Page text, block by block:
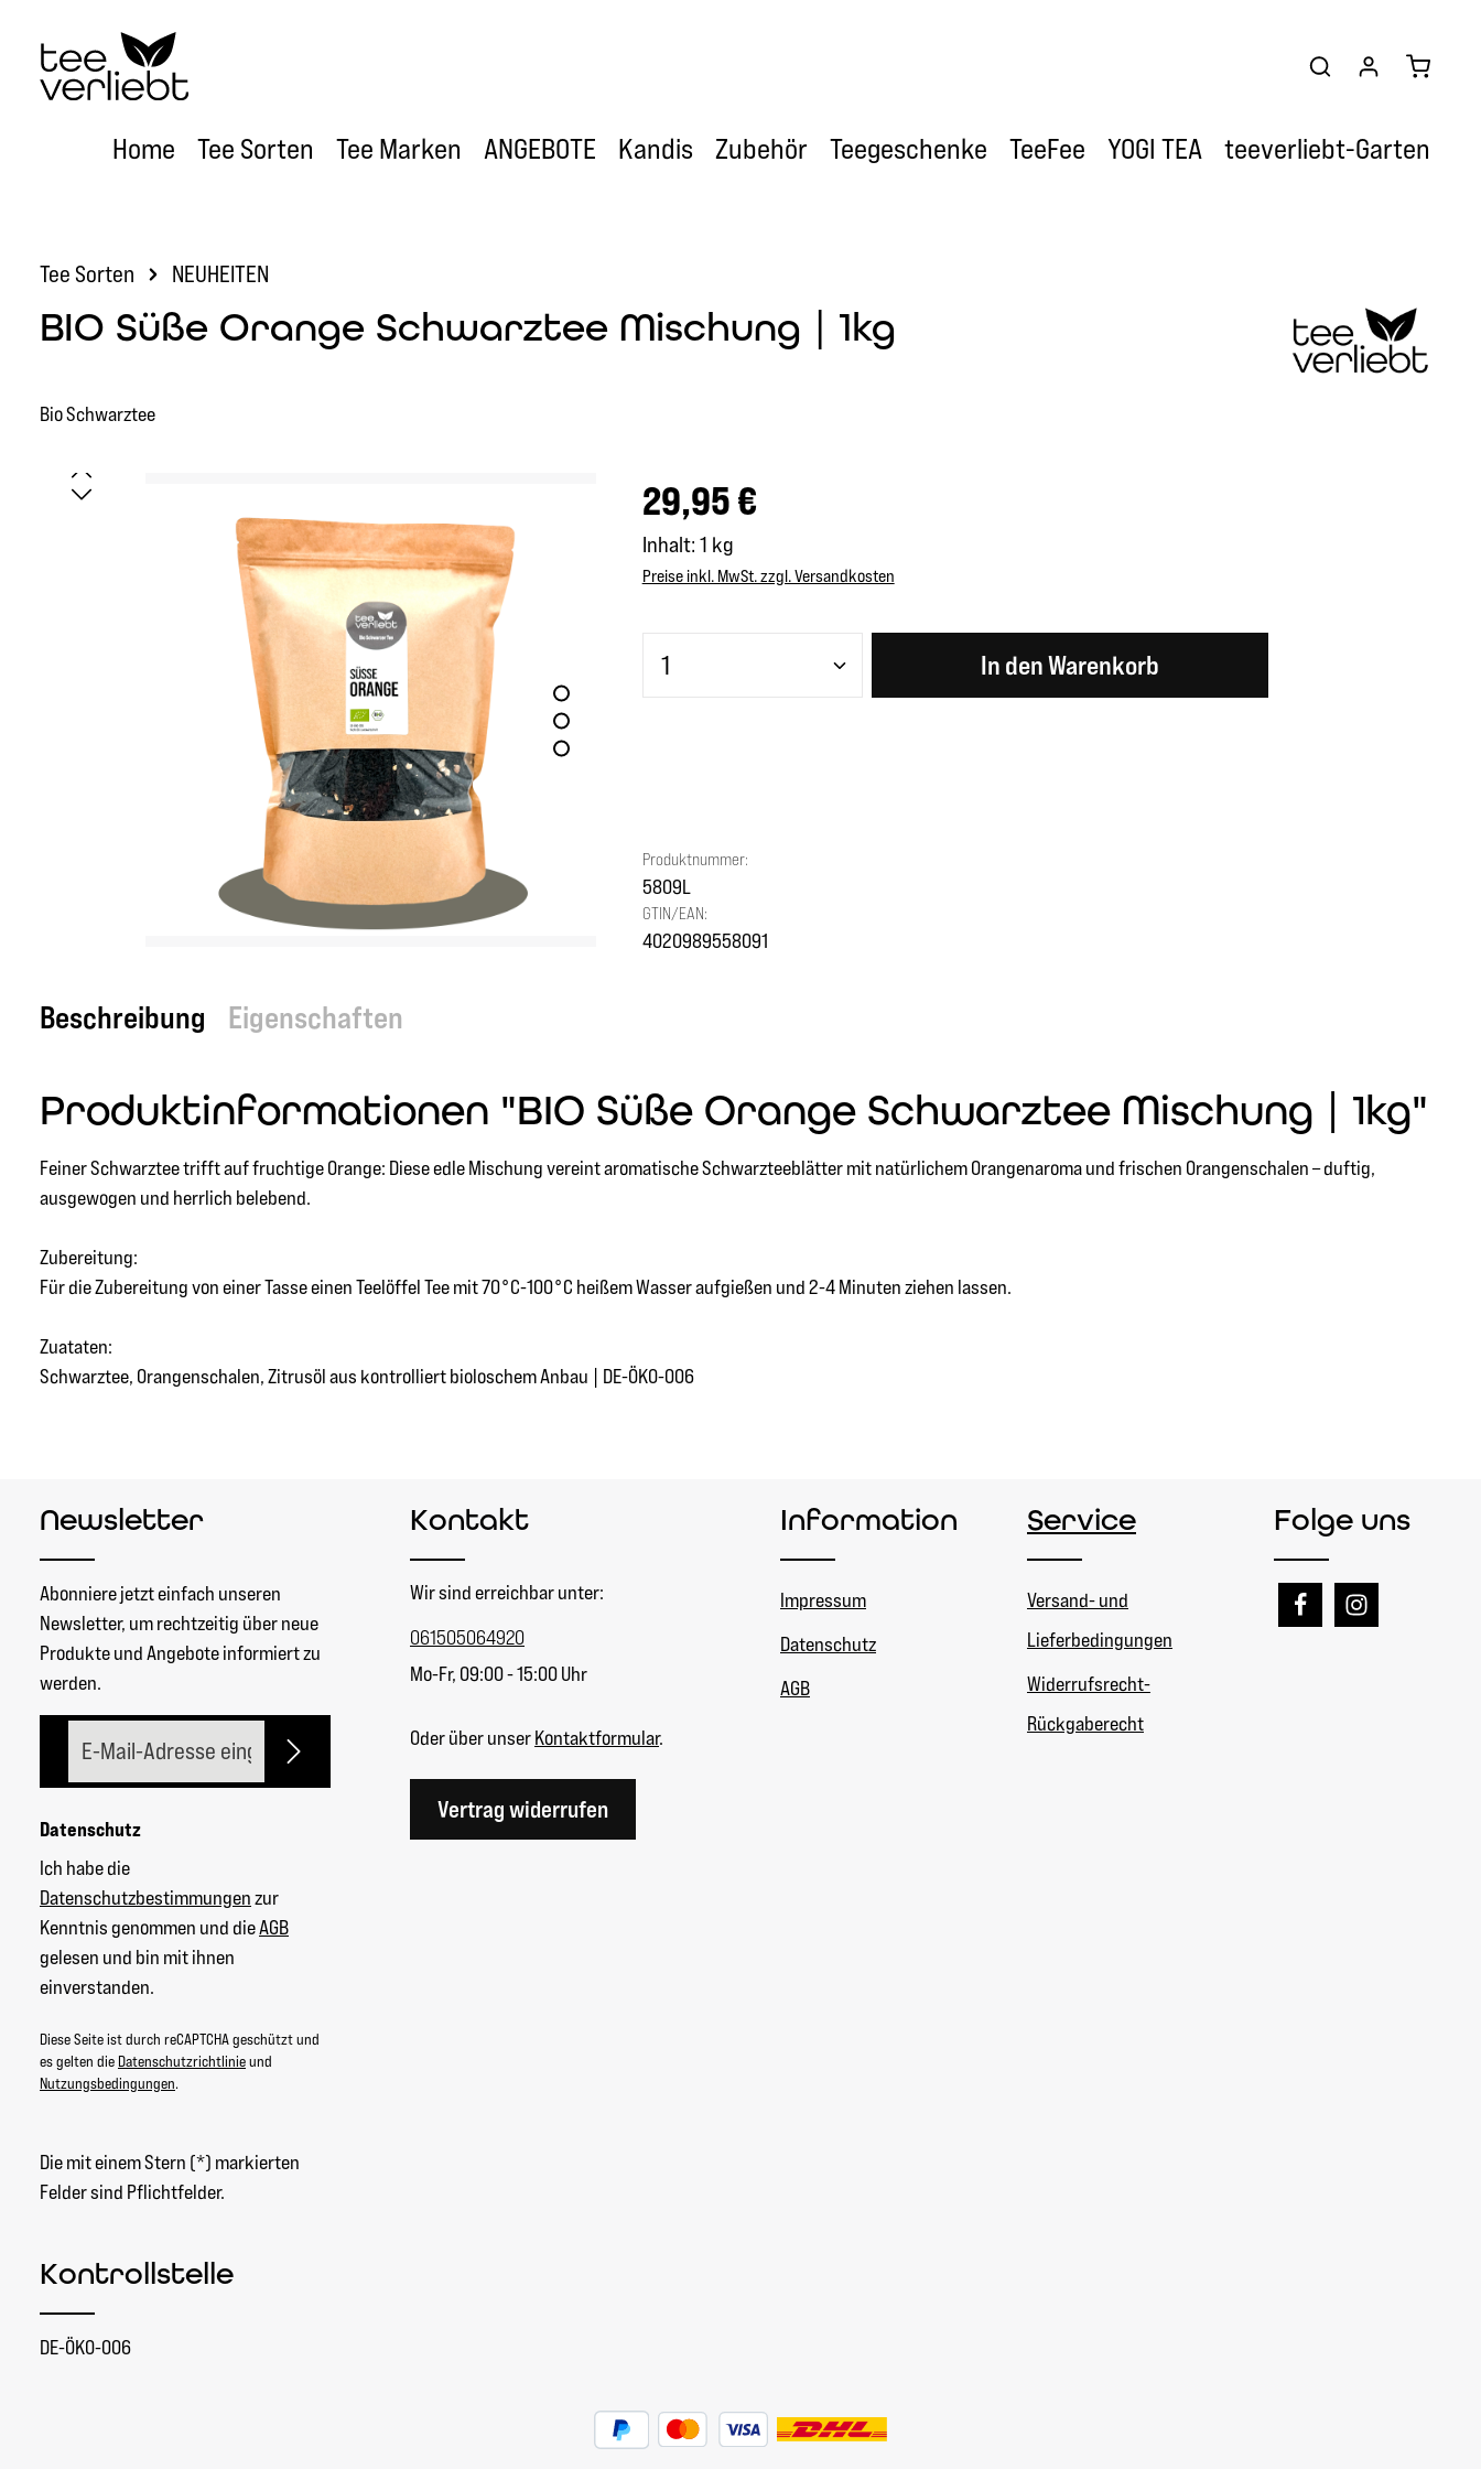
Hauptinhalt springen
Zur Hauptnavigation springen
Home Tee Sorten Tee Marken ANGEBOTE Kandis Zubehör Teegeschenke TeeFee YOGI TEA teeverliebt-Garten
Tee Sorten NEUHEITEN
BIO Süße Orange Schwarztee Mischung | 1kg
Bio Schwarztee
Bildergalerie überspringen Regulärer Preis:
29,95 €
Inhalt: 1 kg
Preise inkl. MwSt. zzgl. Versandkosten
Produkt Anzahl: Gib den gewünschten Wert ein oder benutze die Schaltflächen
In den Warenkorb
Produktnummer:
5809L
GTIN/EAN:
4020989558091
Beschreibung Eigenschaften
Produktinformationen "BIO Süße Orange Schwarztee Mischung | 1kg"
Feiner Schwarztee trifft auf fruchtige Orange: Diese edle Mischung vereint aromatische Schwarzteeblätter mit natürlichem Orangenaroma und frischen Orangenschalen – duftig,
ausgewogen und herrlich belebend.
Zubereitung:
Für die Zubereitung von einer Tasse einen Teelöffel Tee mit 70°C-100°C heißem Wasser aufgießen und 2-4 Minuten ziehen lassen.
Zuataten:
Schwarztee, Orangenschalen, Zitrusöl aus kontrolliert bioloschem Anbau | DE-ÖKO-006
Newsletter
Abonniere jetzt einfach unseren
Newsletter, um rechtzeitig über neue
Produkte und Angebote informiert zu
werden.
Datenschutz
Ich habe die
Datenschutzbestimmungenzur
Kenntnis genommen und dieAGB
gelesen und bin mit ihnen
einverstanden.
Diese Seite ist durch reCAPTCHA geschützt und
es gelten die Datenschutzrichtlinieund
Nutzungsbedingungen.
Die mit einem Stern (*) markierten
Felder sind Pflichtfelder.
Kontakt
Wir sind erreichbar unter:
061505064920
Mo-Fr, 09:00 - 15:00 Uhr
Oder über unserKontaktformular.
Vertrag widerrufen
Information
Impressum
Datenschutz
AGB
Service
Versand- und
Lieferbedingungen
Widerrufsrecht-
Rückgaberecht
Folge uns
Kontrollstelle
DE-ÖKO-006